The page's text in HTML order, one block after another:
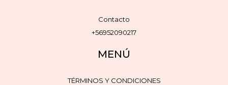
Contacto
+56952090217
MENÚ
TÉRMINOS Y CONDICIONES